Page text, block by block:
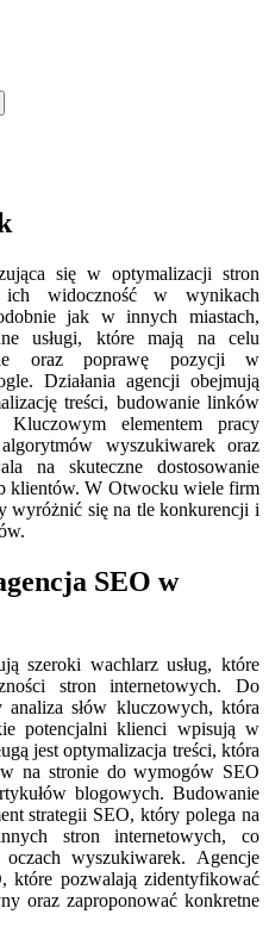
się w optymalizacji stron
ich widoczność w wynikach
jak w innych miastach,
usługi, które mają na celu
oraz poprawę pozycji w
Działania agencji obejmują
treści, budowanie linków
elementem pracy
wyszukiwarek oraz
na skuteczne dostosowanie
klientów. W Otwocku wiele firm
wyróżnić się na tle konkurencji i
SEO w
szeroki wachlarz usług, które
stron internetowych. Do
analiza słów kluczowych, która
potencjalni klienci wpisują w
jest optymalizacja treści, która
na stronie do wymogów SEO
blogowych. Budowanie
strategii SEO, który polega na
stron internetowych, co
wyszukiwarek. Agencje
które pozwalają zidentyfikować
oraz zaproponować konkretne